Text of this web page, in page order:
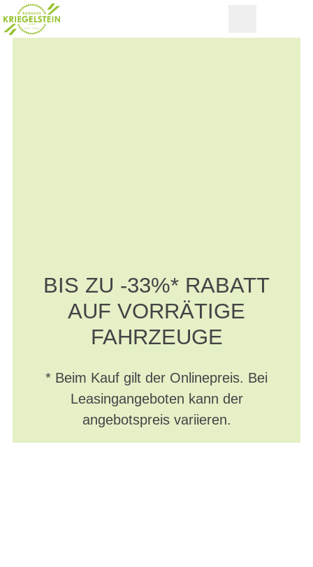
BIS ZU -33%* RABATT
AUF VORRÄTIGE
FAHRZEUGE
* Beim Kauf gilt der Onlinepreis. Bei
Leasingangeboten kann der
angebotspreis variieren.